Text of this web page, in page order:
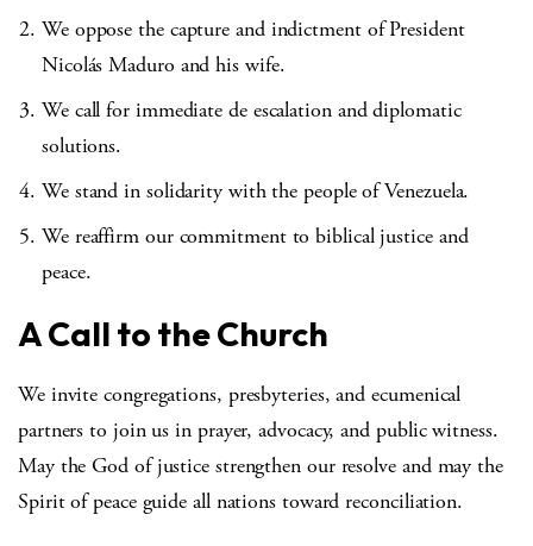
We oppose the capture and indictment of President
Nicolás Maduro and his wife.
We call for immediate de escalation and diplomatic
solutions.
We stand in solidarity with the people of Venezuela.
We reaffirm our commitment to biblical justice and
peace.
A Call to the Church
We invite congregations, presbyteries, and ecumenical
partners to join us in prayer, advocacy, and public witness.
May the God of justice strengthen our resolve and may the
Spirit of peace guide all nations toward reconciliation.